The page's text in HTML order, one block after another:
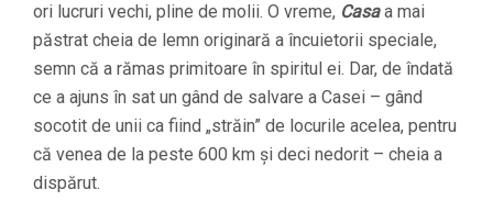
ori lucruri vechi, pline de molii. O vreme, Casaa mai
păstrat cheia de lemn originară a încuietorii speciale,
semn că a rămas primitoare în spiritul ei. Dar, de îndată
ce a ajuns în sat un gând de salvare a Casei – gând
socotit de unii ca fiind „străin” de locurile acelea, pentru
că venea de la peste 600 km şi deci nedorit – cheia a
dispărut.